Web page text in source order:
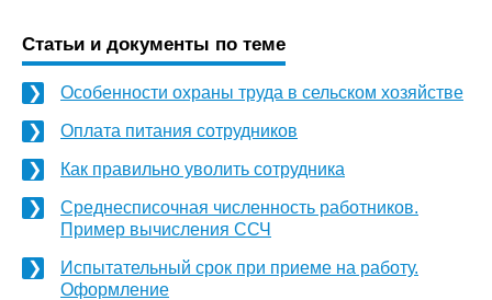
Статьи и документы по теме
Особенности охраны труда в сельском хозяйстве
Оплата питания сотрудников
Как правильно уволить сотрудника
Среднесписочная численность работников.
Пример вычисления ССЧ
Испытательный срок при приеме на работу.
Оформление